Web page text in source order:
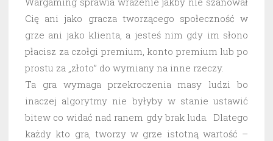
Cię ani jako gracza tworzącego społeczność w
grze ani jako klienta, a jesteś nim gdy im słono
płacisz za czołgi premium, konto premium lub po
prostu za „złoto” do wymiany na inne rzeczy.
Ta gra wymaga przekroczenia masy ludzi bo
inaczej algorytmy nie byłyby w stanie ustawić
bitew co widać nad ranem gdy brak luda. Dlatego
każdy kto gra, tworzy w grze istotną wartość –